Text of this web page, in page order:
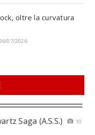
oltre la curvatura
07/2026
Saga (A.S.S.)
10